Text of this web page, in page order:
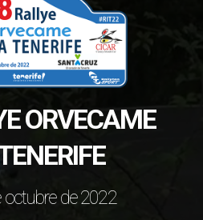
ORVECAME
octubre de 2022